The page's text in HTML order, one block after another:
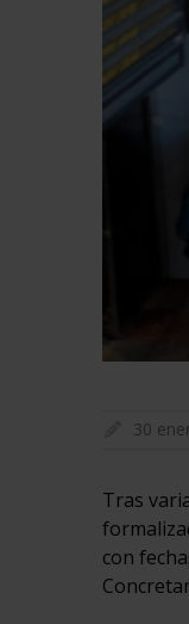
30
Tras
con